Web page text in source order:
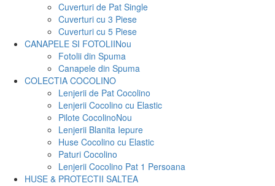
Cuverturi de Pat Single
Cuverturi cu 3 Piese
Cuverturi cu 5 Piese
CANAPELE SI FOTOLIINou
Fotolii din Spuma
Canapele din Spuma
COLECTIA COCOLINO
Lenjerii de Pat Cocolino
Lenjerii Cocolino cu Elastic
Pilote CocolinoNou
Lenjerii Blanita Iepure
Huse Cocolino cu Elastic
Paturi Cocolino
Lenjerii Cocolino Pat 1 Persoana
HUSE & PROTECTII SALTEA